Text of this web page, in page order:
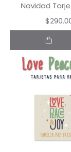
Navidad